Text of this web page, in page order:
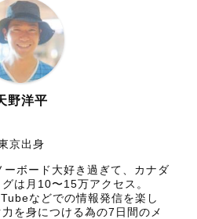
野洋平
京出身
ボード大好き過ぎて、カナダ
は月10〜15万アクセス。
などでの情報発信を楽し
を身につける為の7日間のメ